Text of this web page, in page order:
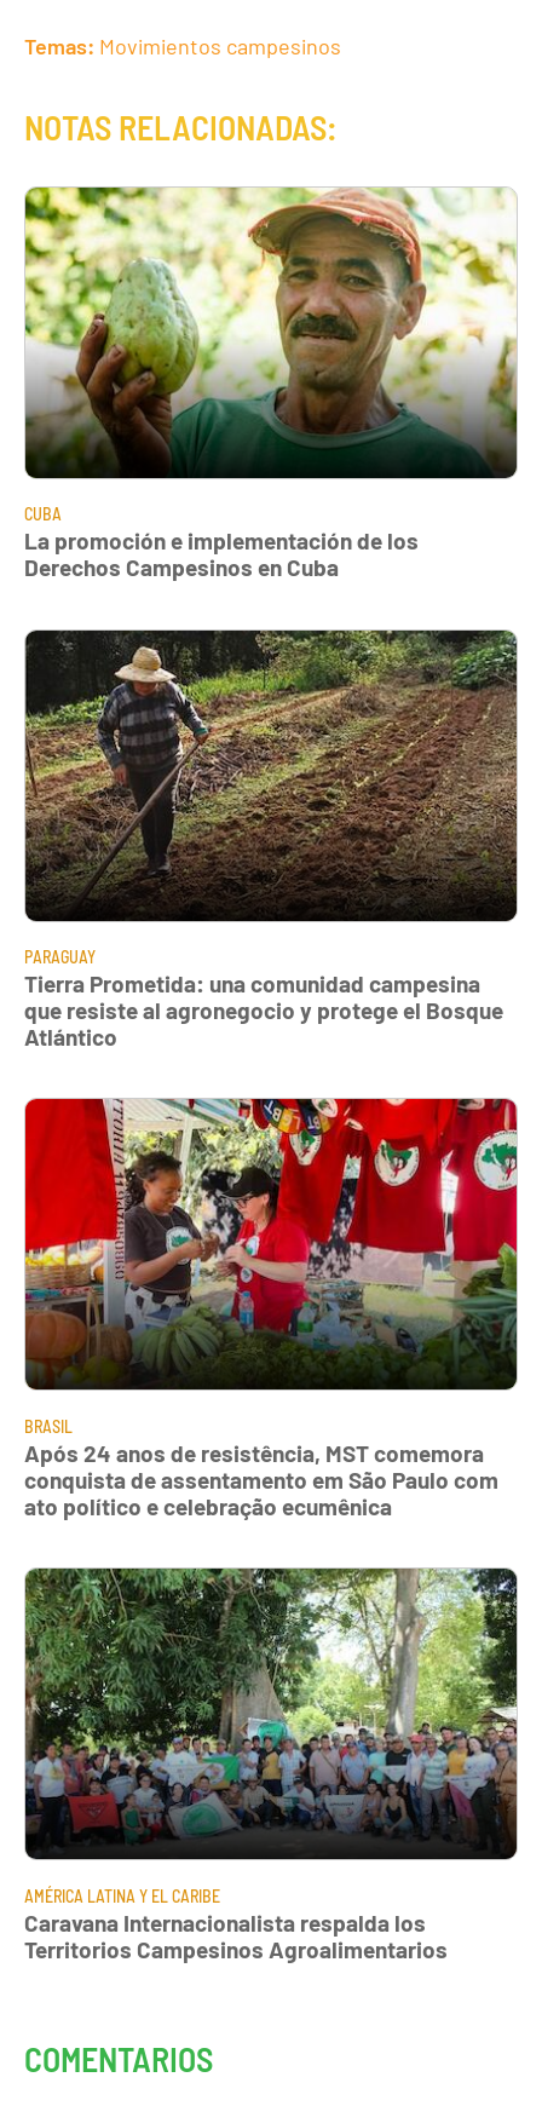
Temas: Movimientos campesinos
NOTAS RELACIONADAS:
CUBA
La promoción e implementación de los
Derechos Campesinos en Cuba
PARAGUAY
Tierra Prometida: una comunidad campesina
que resiste al agronegocio y protege el Bosque
Atlántico
BRASIL
Após 24 anos de resistência, MST comemora
conquista de assentamento em São Paulo com
ato político e celebração ecumênica
AMÉRICA LATINA Y EL CARIBE
Caravana Internacionalista respalda los
Territorios Campesinos Agroalimentarios
COMENTARIOS